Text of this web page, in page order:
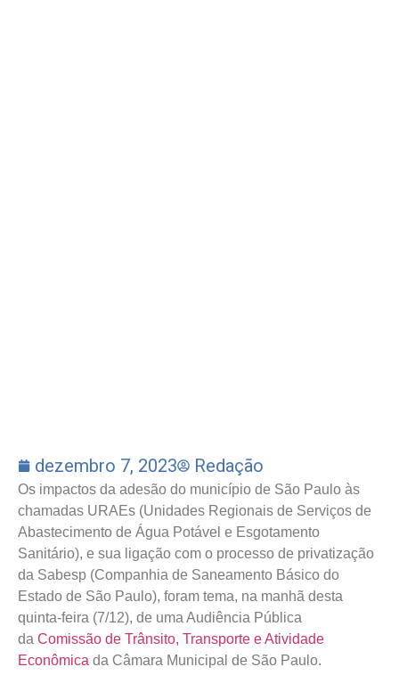
dezembro 7, 2023 Redação
Os impactos da adesão do município de São Paulo às
chamadas URAEs (Unidades Regionais de Serviços de
Abastecimento de Água Potável e Esgotamento
Sanitário), e sua ligação com o processo de privatização
da Sabesp (Companhia de Saneamento Básico do
Estado de São Paulo), foram tema, na manhã desta
quinta-feira (7/12), de uma Audiência Pública
da Comissão de Trânsito, Transporte e Atividade
Econômica da Câmara Municipal de São Paulo.